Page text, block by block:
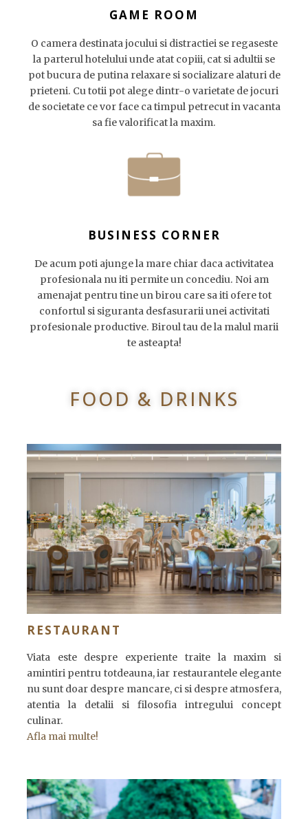
GAME ROOM
O camera destinata jocului si distractiei se regaseste
la parterul hotelului unde atat copiii, cat si adultii se
pot bucura de putina relaxare si socializare alaturi de
prieteni. Cu totii pot alege dintr-o varietate de jocuri
de societate ce vor face ca timpul petrecut in vacanta
sa fie valorificat la maxim.
BUSINESS CORNER
De acum poti ajunge la mare chiar daca activitatea
profesionala nu iti permite un concediu. Noi am
amenajat pentru tine un birou care sa iti ofere tot
confortul si siguranta desfasurarii unei activitati
profesionale productive. Biroul tau de la malul marii
te asteapta!
FOOD & DRINKS
RESTAURANT
Viata este despre experiente traite la maxim si
amintiri pentru totdeauna, iar restaurantele elegante
nu sunt doar despre mancare, ci si despre atmosfera,
atentia la detalii si filosofia intregului concept
culinar.
Afla mai multe!